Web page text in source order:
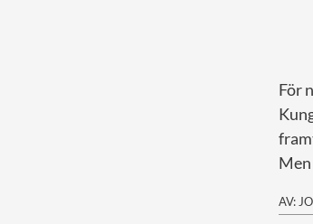
För
Men
AV: